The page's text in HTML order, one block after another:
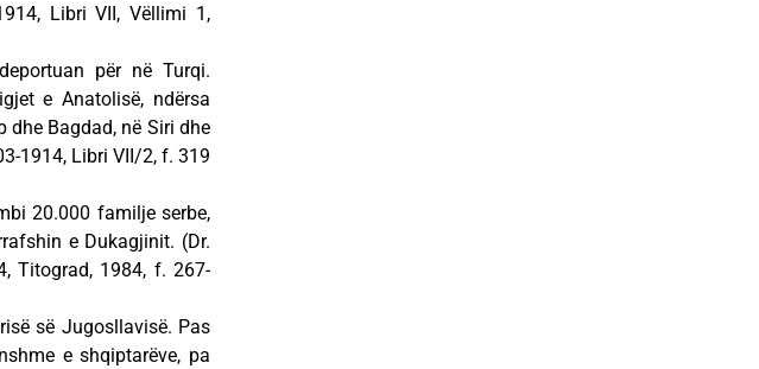
Libri VII, Vëllimi 1,
për në Turqi.
e Anatolisë, ndërsa
dhe Bagdad, në Siri dhe
1914, Libri VII/2, f. 319
20.000 familje serbe,
e Dukagjinit. (Dr.
Titograd, 1984, f. 267-
së Jugosllavisë. Pas
e shqiptarëve, pa